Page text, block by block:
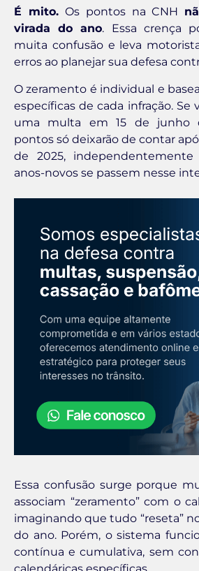
É mito.Os pontos na CNH
virada do ano. Essa crença
muita confusão e leva
erros ao planejar sua defesa
O zeramento é individual e
específicas de cada infração. Se
uma multa em 15 de junho
pontos só deixarão de contar
de 2025,
anos-novos se passem nesse
Essa confusão surge porque
associam “zeramento” com o
imaginando que tudo “reseta”
do ano. Porém, o sistema
contínua e cumulativa, sem